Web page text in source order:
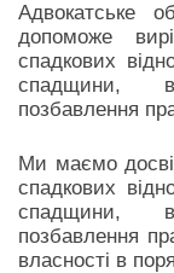
Адвокатське
допоможе
спадкових
спадщини,
позбавлення
Ми маємо
спадкових
спадщини,
позбавлення
власності в